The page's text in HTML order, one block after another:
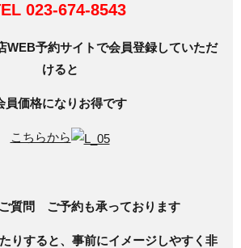
023-674-8543
WEB予約サイトで会員登録していただ
けると
員価格になりお得です
こちらから
質問 ご予約も承っております
りすると、事前にイメージしやすく非